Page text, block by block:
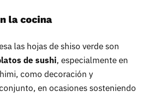
la cocina
las hojas de shiso verde son
de sushi, especialmente en
como decoración y
en ocasiones sosteniendo